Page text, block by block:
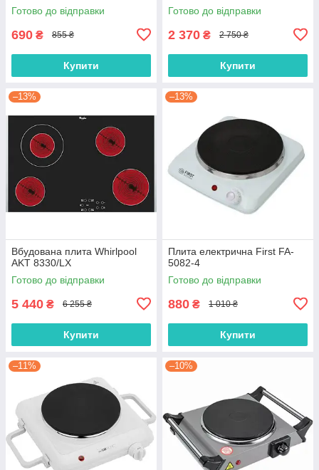
Готово до відправки
690 ₴ 855 ₴
Купити
Готово до відправки
2 370 ₴ 2 750 ₴
Купити
–13%
Вбудована плита Whirlpool
AKT 8330/LX
Готово до відправки
5 440 ₴ 6 255 ₴
Купити
–13%
Плита електрична First FA-
5082-4
Готово до відправки
880 ₴ 1 010 ₴
Купити
–11% –10%